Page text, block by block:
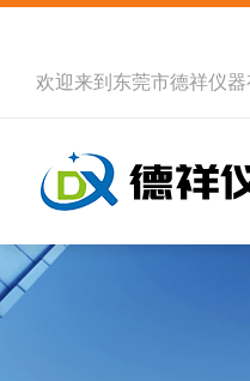
欢迎来到 东莞市德祥仪器